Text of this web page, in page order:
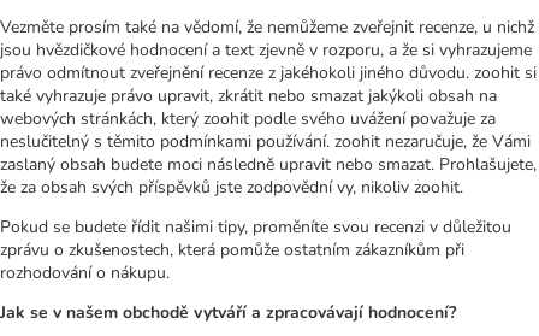
Vezměte prosím také na vědomí, že nemůžeme zveřejnit recenze, u nichž
jsou hvězdičkové hodnocení a text zjevně v rozporu, a že si vyhrazujeme
právo odmítnout zveřejnění recenze z jakéhokoli jiného důvodu. zoohit si
také vyhrazuje právo upravit, zkrátit nebo smazat jakýkoli obsah na
webových stránkách, který zoohit podle svého uvážení považuje za
neslučitelný s těmito podmínkami používání. zoohit nezaručuje, že Vámi
zaslaný obsah budete moci následně upravit nebo smazat. Prohlašujete,
že za obsah svých příspěvků jste zodpovědní vy, nikoliv zoohit.
Pokud se budete řídit našimi tipy, proměníte svou recenzi v důležitou
zprávu o zkušenostech, která pomůže ostatním zákazníkům při
rozhodování o nákupu.
Jak se v našem obchodě vytváří a zpracovávají hodnocení?